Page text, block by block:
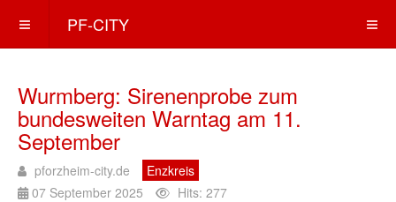
PF-CITY
Wurmberg: Sirenenprobe zum
bundesweiten Warntag am 11.
September
pforzheim-city.de
Enzkreis
07 September 2025
Hits: 277